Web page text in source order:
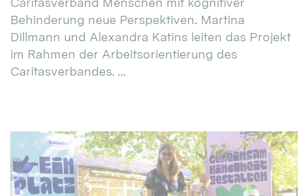
Behinderung neue Perspektiven. Martina
Dillmann und Alexandra Katins leiten das Projekt
im Rahmen der Arbeitsorientierung des
Caritasverbandes. ...